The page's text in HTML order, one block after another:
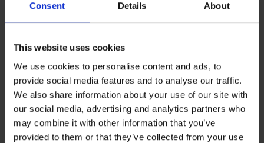
Consent Details About
This website uses cookies
We use cookies to personalise content and ads, to
provide social media features and to analyse our traffic.
We also share information about your use of our site with
our social media, advertising and analytics partners who
may combine it with other information that you’ve
provided to them or that they’ve collected from your use
-20 % BRA20
4,8
Biustonosz nieusztywniany
Marianne bez fiszbin
-20 % BRA20
Biustonosz nieusztywniany
Lily bez fiszbin